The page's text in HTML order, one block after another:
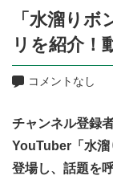
「水溜り
リを紹介！
コメントなし
チャンネル登録
YouTuber「水溜
登場し、話題を